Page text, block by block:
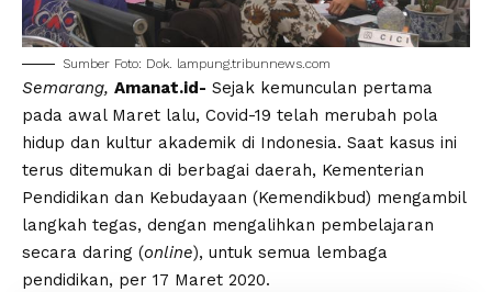
Sumber Foto: Dok. lampung.tribunnews.com
Semarang, Amanat.id- Sejak kemunculan pertama
pada awal Maret lalu, Covid-19 telah merubah pola
hidup dan kultur akademik di Indonesia. Saat kasus ini
terus ditemukan di berbagai daerah, Kementerian
Pendidikan dan Kebudayaan (Kemendikbud) mengambil
langkah tegas, dengan mengalihkan pembelajaran
secara daring (online), untuk semua lembaga
pendidikan, per 17 Maret 2020.